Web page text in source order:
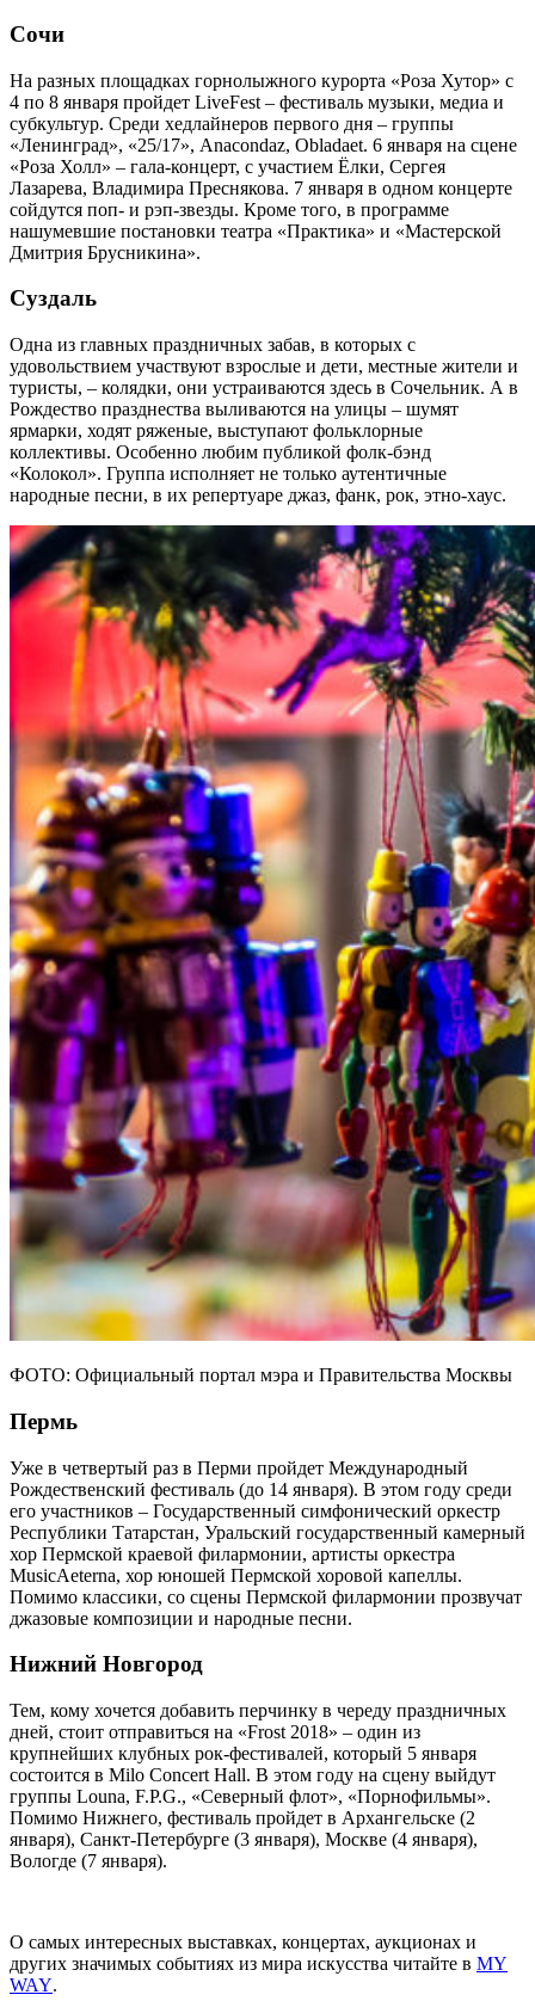
Сочи
На разных площадках горнолыжного курорта «Роза Хутор» с
4 по 8 января пройдет LiveFest – фестиваль музыки, медиа и
субкультур. Среди хедлайнеров первого дня – группы
«Ленинград», «25/17», Anacondaz, Obladaet. 6 января на сцене
«Роза Холл» – гала-концерт, с участием Ёлки, Сергея
Лазарева, Владимира Преснякова. 7 января в одном концерте
сойдутся поп- и рэп-звезды. Кроме того, в программе
нашумевшие постановки театра «Практика» и «Мастерской
Дмитрия Брусникина».
Cуздаль
Одна из главных праздничных забав, в которых с
удовольствием участвуют взрослые и дети, местные жители и
туристы, – колядки, они устраиваются здесь в Сочельник. А в
Рождество празднества выливаются на улицы – шумят
ярмарки, ходят ряженые, выступают фольклорные
коллективы. Особенно любим публикой фолк-бэнд
«Колокол». Группа исполняет не только аутентичные
народные песни, в их репертуаре джаз, фанк, рок, этно-хаус.
ФОТО: Официальный портал мэра и Правительства Москвы
Пермь
Уже в четвертый раз в Перми пройдет Международный
Рождественский фестиваль (до 14 января). В этом году среди
его участников – Государственный симфонический оркестр
Республики Татарстан, Уральский государственный камерный
хор Пермской краевой филармонии, артисты оркестра
MusicAeterna, хор юношей Пермской хоровой капеллы.
Помимо классики, со сцены Пермской филармонии прозвучат
джазовые композиции и народные песни.
Нижний Новгород
Тем, кому хочется добавить перчинку в череду праздничных
дней, стоит отправиться на «Frost 2018» – один из
крупнейших клубных рок-фестивалей, который 5 января
состоится в Milo Concert Hall. В этом году на сцену выйдут
группы Louna, F.P.G., «Северный флот», «Порнофильмы».
Помимо Нижнего, фестиваль пройдет в Архангельске (2
января), Санкт-Петербурге (3 января), Москве (4 января),
Вологде (7 января).
О самых интересных выставках, концертах, аукционах и
других значимых событиях из мира искусства читайте в MY
WAY.